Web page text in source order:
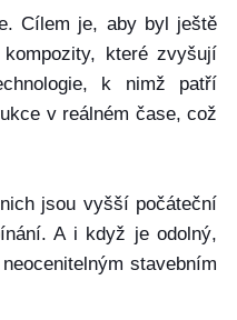
Cílem je, aby byl ještě
které zvyšují
k nimž patří
v reálném čase, což
jsou vyšší počáteční
A i když je odolný,
stavebním